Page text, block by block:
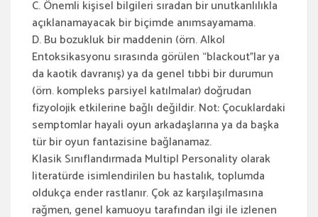
C. Önemli kişisel bilgileri sıradan bir unutkanlılıkla
açıklanamayacak bir biçimde anımsayamama.
D. Bu bozukluk bir maddenin (örn. Alkol
Entoksikasyonu sırasında görülen “blackout”lar ya
da kaotik davranış) ya da genel tıbbi bir durumun
(örn. kompleks parsiyel katılmalar) doğrudan
fizyolojik etkilerine bağlı değildir. Not: Çocuklardaki
semptomlar hayali oyun arkadaşlarına ya da başka
tür bir oyun fantazisine bağlanamaz.
Klasik Sınıflandırmada Multipl Personality olarak
literatürde isimlendirilen bu hastalık, toplumda
oldukça ender rastlanır. Çok az karşılaşılmasına
rağmen, genel kamuoyu tarafından ilgi ile izlenen